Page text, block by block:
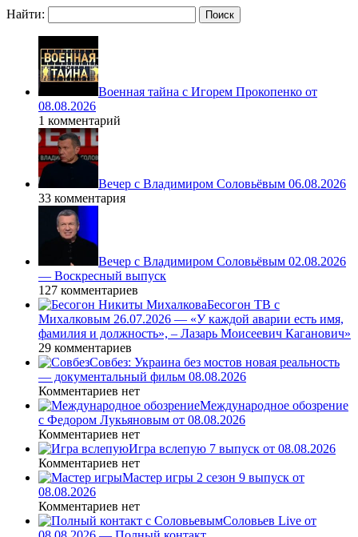
Найти:
Военная тайна с Игорем Прокопенко от
08.08.2026
1 комментарий
Вечер с Владимиром Соловьёвым 06.08.2026
33 комментария
Вечер с Владимиром Соловьёвым 02.08.2026
— Воскресный выпуск
127 комментариев
Бесогон ТВ с
Михалковым 26.07.2026 — «У каждой аварии есть имя,
фамилия и должность», – Лазарь Моисеевич Каганович»
29 комментариев
Совбез: Украина без мостов новая реальность
— документальный фильм 08.08.2026
Комментариев нет
Международное обозрение
с Федором Лукьяновым от 08.08.2026
Комментариев нет
Игра вслепую 7 выпуск от 08.08.2026
Комментариев нет
Мастер игры 2 сезон 9 выпуск от
08.08.2026
Комментариев нет
Соловьев Live от